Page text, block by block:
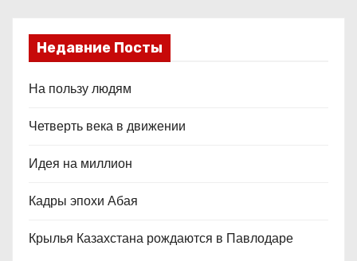
Недавние Посты
На пользу людям
Четверть века в движении
Идея на миллион
Кадры эпохи Абая
Крылья Казахстана рождаются в Павлодаре